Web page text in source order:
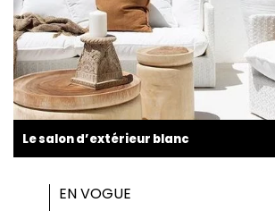
Le salon d’extérieur blanc
EN VOGUE